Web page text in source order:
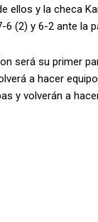
ellos y la checa
6 (2) y 6-2 ante la
será su primer
a hacer
y volverán a